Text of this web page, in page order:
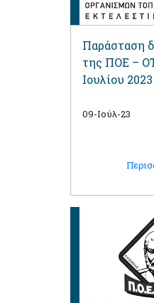
Παράσταση
της ΠΟΕ –
Ιουλίου 2023
09-Ιούλ-23